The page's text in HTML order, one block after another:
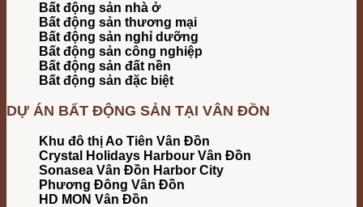
Bất động sản nhà ở
Bất động sản thương mại
Bất động sản nghỉ dưỡng
Bất động sản công nghiệp
Bất động sản đất nền
Bất động sản đặc biệt
DỰ ÁN BẤT ĐỘNG SẢN TẠI VÂN ĐỒN
Khu đô thị Ao Tiên Vân Đồn
Crystal Holidays Harbour Vân Đồn
Sonasea Vân Đồn Harbor City
Phương Đông Vân Đồn
HD MON Vân Đồn